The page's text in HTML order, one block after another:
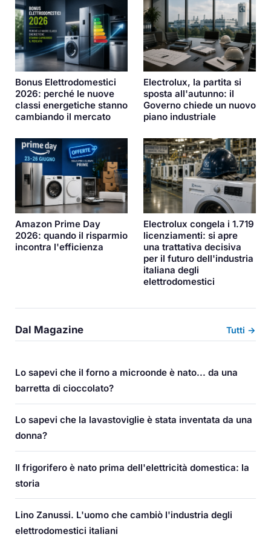
Bonus Elettrodomestici
2026: perché le nuove
classi energetiche stanno
cambiando il mercato
Electrolux, la partita si
sposta all'autunno: il
Governo chiede un nuovo
piano industriale
Amazon Prime Day
2026: quando il risparmio
incontra l'efficienza
Electrolux congela i 1.719
licenziamenti: si apre
una trattativa decisiva
per il futuro dell'industria
italiana degli
elettrodomestici
Dal Magazine Tutti →
Lo sapevi che il forno a microonde è nato... da una
barretta di cioccolato?
Lo sapevi che la lavastoviglie è stata inventata da una
donna?
Il frigorifero è nato prima dell'elettricità domestica: la
storia
Lino Zanussi. L'uomo che cambiò l'industria degli
elettrodomestici italiani